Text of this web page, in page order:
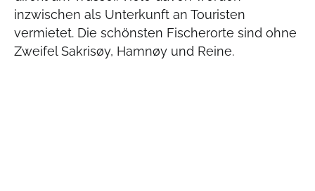
inzwischen als Unterkunft an Touristen
vermietet. Die schönsten Fischerorte sind ohne
Zweifel Sakrisøy, Hamnøy und Reine.